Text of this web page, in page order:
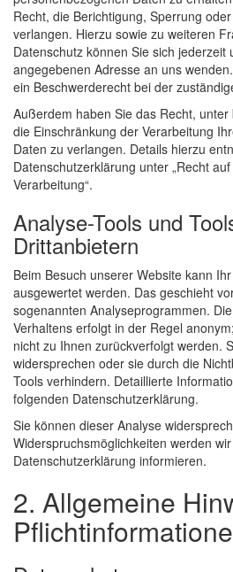
Recht, die Berichtigung, Sperrung
verlangen. Hierzu sowie zu weiteren
Datenschutz können Sie sich jederzeit
angegebenen Adresse an uns
ein Beschwerderecht bei der
Außerdem haben Sie das Recht,
die Einschränkung der Verarbeitung
Daten zu verlangen. Details hierzu
Datenschutzerklärung unter „Recht
Verarbeitung“.
Analyse-Tools und
Drittanbietern
Beim Besuch unserer Website kann
ausgewertet werden. Das geschieht
sogenannten Analyseprogrammen.
Verhaltens erfolgt in der Regel
nicht zu Ihnen zurückverfolgt werden.
widersprechen oder sie durch die
Tools verhindern. Detaillierte
folgenden Datenschutzerklärung.
Sie können dieser Analyse
Widerspruchsmöglichkeiten werden
Datenschutzerklärung informieren.
2. Allgemeine